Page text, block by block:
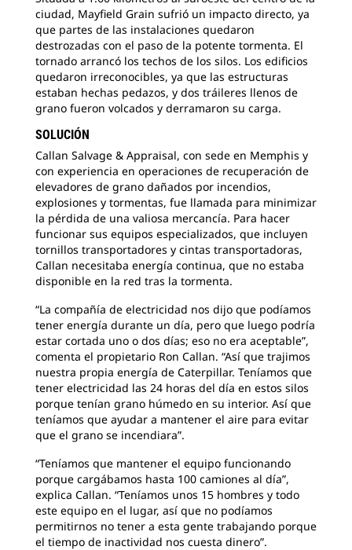
ciudad, Mayfield Grain sufrió un impacto directo, ya
que partes de las instalaciones quedaron
destrozadas con el paso de la potente tormenta. El
tornado arrancó los techos de los silos. Los edificios
quedaron irreconocibles, ya que las estructuras
estaban hechas pedazos, y dos tráileres llenos de
grano fueron volcados y derramaron su carga.
SOLUCIÓN
Callan Salvage & Appraisal, con sede en Memphis y
con experiencia en operaciones de recuperación de
elevadores de grano dañados por incendios,
explosiones y tormentas, fue llamada para minimizar
la pérdida de una valiosa mercancía. Para hacer
funcionar sus equipos especializados, que incluyen
tornillos transportadores y cintas transportadoras,
Callan necesitaba energía continua, que no estaba
disponible en la red tras la tormenta.
“La compañía de electricidad nos dijo que podíamos
tener energía durante un día, pero que luego podría
estar cortada uno o dos días; eso no era aceptable”,
comenta el propietario Ron Callan. “Así que trajimos
nuestra propia energía de Caterpillar. Teníamos que
tener electricidad las 24 horas del día en estos silos
porque tenían grano húmedo en su interior. Así que
teníamos que ayudar a mantener el aire para evitar
que el grano se incendiara”.
“Teníamos que mantener el equipo funcionando
porque cargábamos hasta 100 camiones al día”,
explica Callan. “Teníamos unos 15 hombres y todo
este equipo en el lugar, así que no podíamos
permitirnos no tener a esta gente trabajando porque
el tiempo de inactividad nos cuesta dinero”.